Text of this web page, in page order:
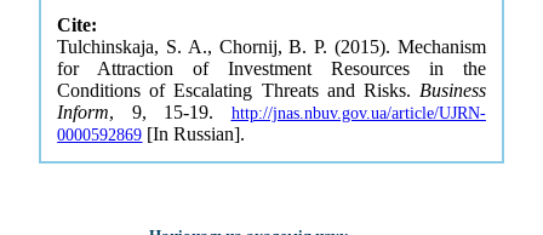
Cite:
Tulchinskaja, S. A., Chornij, B. P. (2015). Mechanism
for Attraction of Investment Resources in the
Conditions of Escalating Threats and Risks. Business
Inform, 9, 15-19. http://jnas.nbuv.gov.ua/article/UJRN-
0000592869 [In Russian].